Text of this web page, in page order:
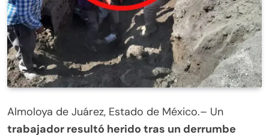
Almoloya de Juárez, Estado de México.– Un
trabajador resultó herido tras un derrumbe